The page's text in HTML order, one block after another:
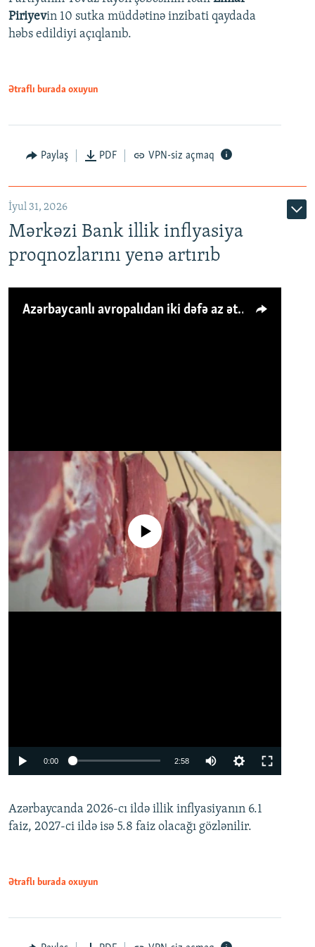
Piriyevin 10 sutka müddətinə inzibati qaydada
həbs edildiyi açıqlanıb.
Ətraflı burada oxuyun
Paylaş PDF VPN-siz açmaq
İyul 31, 2026
Mərkəzi Bank illik inflyasiya
proqnozlarını yenə artırıb
Azərbaycanlı avropalıdan iki dəfə az ət yeyir, amma... 'Qiymət artımı qaçılmazdır'
No media source currently available
0:00 2:58
360p
480p
Azərbaycanda 2026-cı ildə illik inflyasiyanın 6.1
faiz, 2027-ci ildə isə 5.8 faiz olacağı gözlənilir.
Ətraflı burada oxuyun